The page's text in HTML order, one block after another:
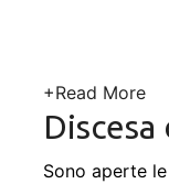
+Read More
Sono aperte